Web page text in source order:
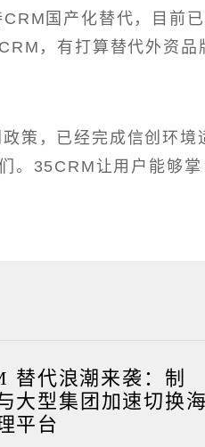
国产化替代，目前已
，有打算替代外资品
策，已经完成信创环境
。35CRM让用户能够掌
替代浪潮来袭：制
大型集团加速切换
平台